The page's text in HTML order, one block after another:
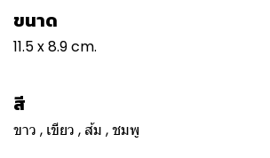
ขนาด
11.5 x 8.9 cm.
สี
ขาว , เขียว , ส้ม , ชมพู